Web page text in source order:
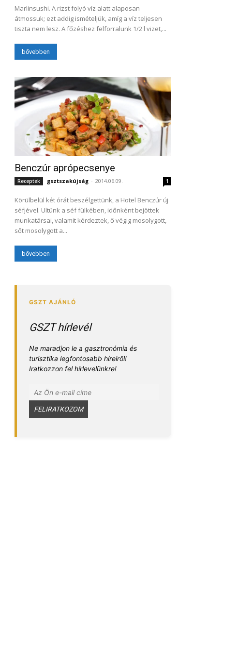
Marlinsushi. A rizst folyó víz alatt alaposan
átmossuk; ezt addig ismételjük, amíg a víz teljesen
tiszta nem lesz. A főzéshez felforralunk 1/2 l vizet,...
bővebben
Benczúr aprópecsenye
Receptek gsztszakújság - 2014.06.09. 1
Körülbelül két órát beszélgettünk, a Hotel Benczúr új
séfjével. Ültünk a séf fülkében, időnként bejöttek
munkatársai, valamit kérdeztek, ő végig mosolygott,
sőt mosolygott a...
bővebben
GSZT hírlevél
Ne maradjon le a gasztronómia és
turisztika legfontosabb híreiről!
Iratkozzon fel hírlevelünkre!